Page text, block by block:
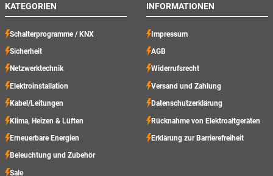
KATEGORIEN
Schalterprogramme / KNX
Sicherheit
Netzwerktechnik
Elektroinstallation
Kabel/Leitungen
Klima, Heizen & Lüften
Erneuerbare Energien
Beleuchtung und Zubehör
Sale
INFORMATIONEN
Impressum
AGB
Widerrufsrecht
Versand und Zahlung
Datenschutzerklärung
Rücknahme von Elektroaltgeräten
Erklärung zur Barrierefreiheit